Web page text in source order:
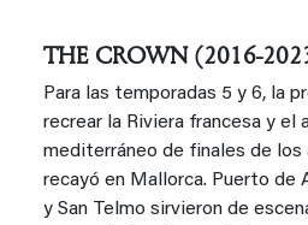
THE CROWN (2016-
Para las temporadas 5 y 6, la
recrear la Riviera francesa y el
mediterráneo de finales de los
recayó en Mallorca. Puerto de
y San Telmo sirvieron de